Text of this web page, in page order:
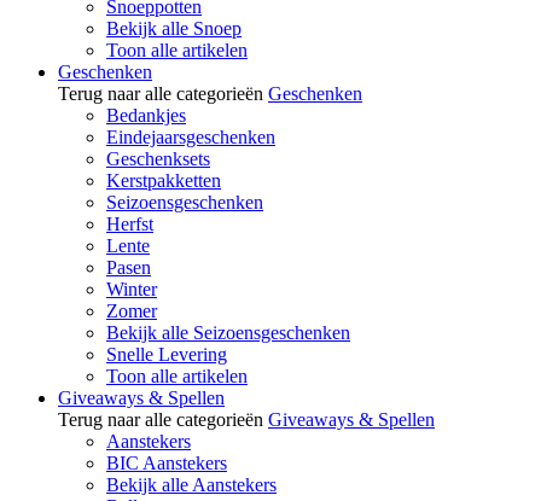
Snoeppotten
Bekijk alle Snoep
Toon alle artikelen
Geschenken
Terug naar alle categorieën Geschenken
Bedankjes
Eindejaarsgeschenken
Geschenksets
Kerstpakketten
Seizoensgeschenken
Herfst
Lente
Pasen
Winter
Zomer
Bekijk alle Seizoensgeschenken
Snelle Levering
Toon alle artikelen
Giveaways & Spellen
Terug naar alle categorieën Giveaways & Spellen
Aanstekers
BIC Aanstekers
Bekijk alle Aanstekers